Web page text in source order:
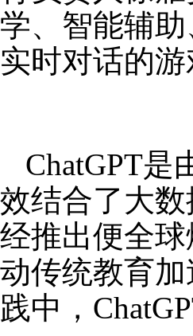
学、智能辅
实时对话的
ChatGPT
效结合了大
经推出便全
动传统教育
践中，